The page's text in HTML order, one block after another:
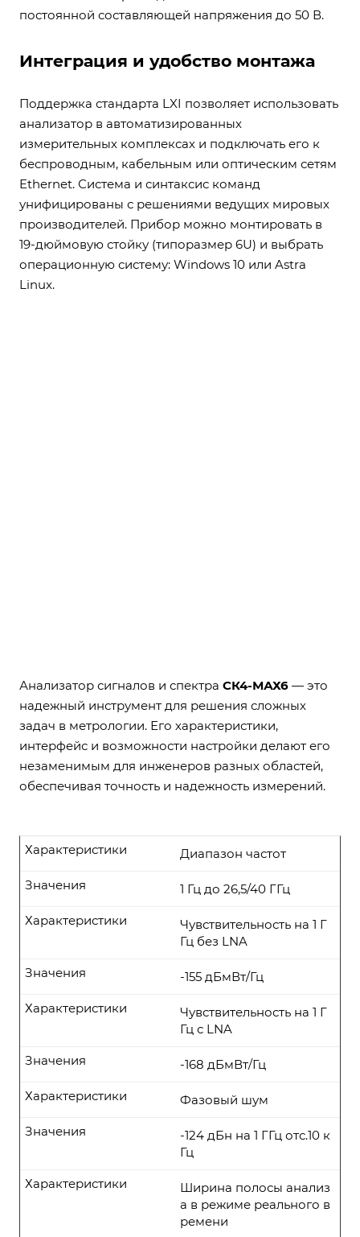
постоянной составляющей напряжения до 50 В.
Интеграция и удобство монтажа
Поддержка стандарта LXI позволяет использовать
анализатор в автоматизированных
измерительных комплексах и подключать его к
беспроводным, кабельным или оптическим сетям
Ethernet. Система и синтаксис команд
унифицированы с решениями ведущих мировых
производителей. Прибор можно монтировать в
19-дюймовую стойку (типоразмер 6U) и выбрать
операционную систему: Windows 10 или Astra
Linux.
Анализатор сигналов и спектра СК4-МАХ6 — это
надежный инструмент для решения сложных
задач в метрологии. Его характеристики,
интерфейс и возможности настройки делают его
незаменимым для инженеров разных областей,
обеспечивая точность и надежность измерений.
Диапазон частот
Характеристики
1 Гц до 26,5/40 ГГц
Значения
Чувствительность на 1 Г
Гц без LNA
Характеристики
-155 дБмВт/Гц
Значения
Чувствительность на 1 Г
Гц с LNA
Характеристики
-168 дБмВт/Гц
Значения
Фазовый шум
Характеристики
-124 дБн на 1 ГГц отс.10 к
Гц
Значения
Ширина полосы анализ
а в режиме реального в
ремени
Характеристики